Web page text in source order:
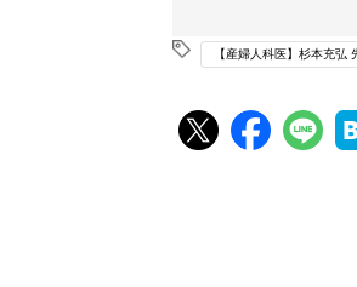
【産婦人科医】杉本充弘